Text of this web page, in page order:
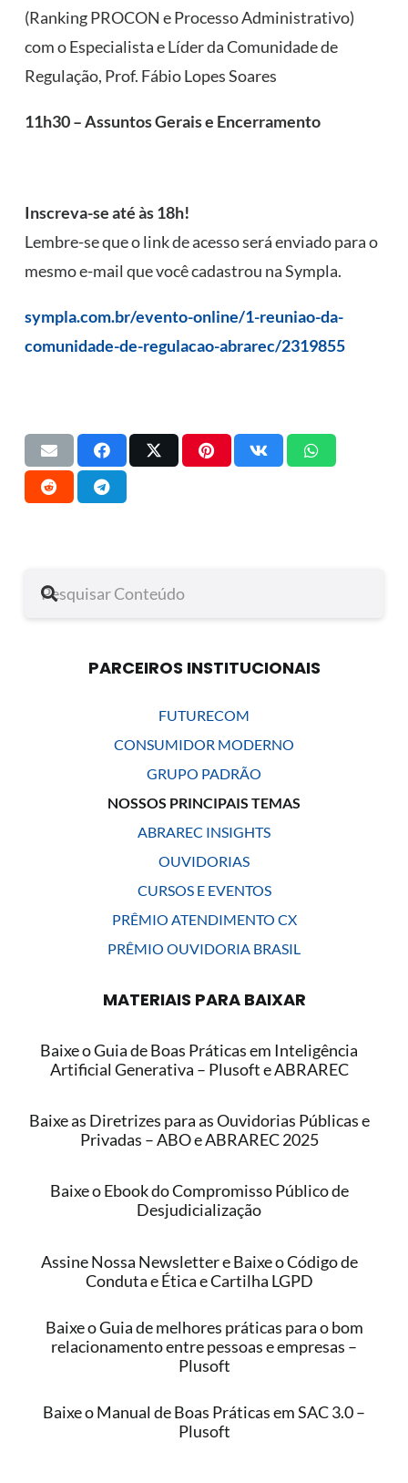
(Ranking PROCON e Processo Administrativo)
com o Especialista e Líder da Comunidade de
Regulação, Prof. Fábio Lopes Soares
11h30 – Assuntos Gerais e Encerramento
Inscreva-se até às 18h!
Lembre-se que o link de acesso será enviado para o
mesmo e-mail que você cadastrou na Sympla.
sympla.com.br/evento-online/1-reuniao-da-
comunidade-de-regulacao-abrarec/2319855
PARCEIROS INSTITUCIONAIS
FUTURECOM
CONSUMIDOR MODERNO
GRUPO PADRÃO
NOSSOS PRINCIPAIS TEMAS
ABRAREC INSIGHTS
OUVIDORIAS
CURSOS E EVENTOS
PRÊMIO ATENDIMENTO CX
PRÊMIO OUVIDORIA BRASIL
MATERIAIS PARA BAIXAR
Baixe o Guia de Boas Práticas em Inteligência
Artificial Generativa – Plusoft e ABRAREC
Baixe as Diretrizes para as Ouvidorias Públicas e
Privadas – ABO e ABRAREC 2025
Baixe o Ebook do Compromisso Público de
Desjudicialização
Assine Nossa Newsletter e Baixe o Código de
Conduta e Ética e Cartilha LGPD
Baixe o Guia de melhores práticas para o bom
relacionamento entre pessoas e empresas –
Plusoft
Baixe o Manual de Boas Práticas em SAC 3.0 –
Plusoft